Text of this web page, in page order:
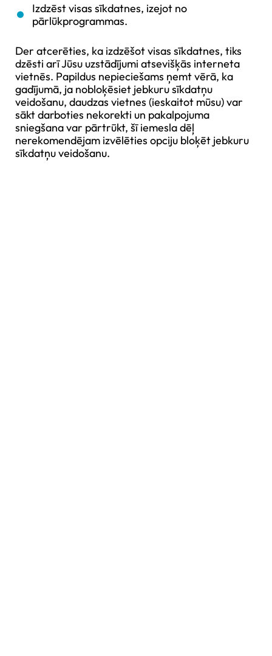
Izdzēst visas sīkdatnes, izejot no
pārlūkprogrammas.
Der atcerēties, ka izdzēšot visas sīkdatnes, tiks
dzēsti arī Jūsu uzstādījumi atsevišķās interneta
vietnēs. Papildus nepieciešams ņemt vērā, ka
gadījumā, ja nobloķēsiet jebkuru sīkdatņu
veidošanu, daudzas vietnes (ieskaitot mūsu) var
sākt darboties nekorekti un pakalpojuma
sniegšana var pārtrūkt, šī iemesla dēļ
nerekomendējam izvēlēties opciju bloķēt jebkuru
sīkdatņu veidošanu.